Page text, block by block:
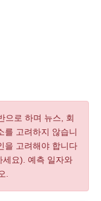
으로 하며 뉴스, 회
를 고려하지 않습니
을 고려해야 합니다
세요). 예측 일자와
.